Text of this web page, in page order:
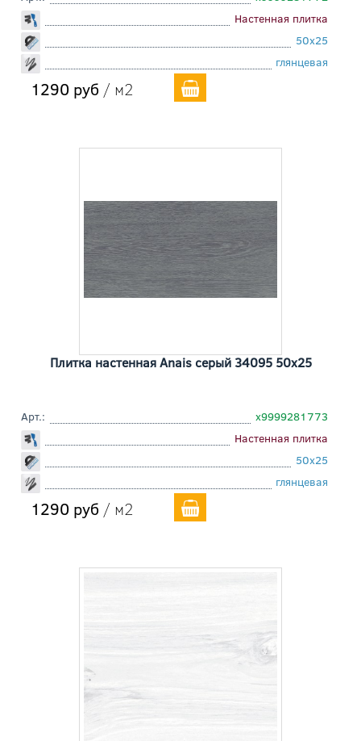
Настенная плитка
50x25
глянцевая
1290 руб / м2
Плитка настенная Anais серый 34095 50x25
Арт.:
х9999281773
Настенная плитка
50x25
глянцевая
1290 руб / м2